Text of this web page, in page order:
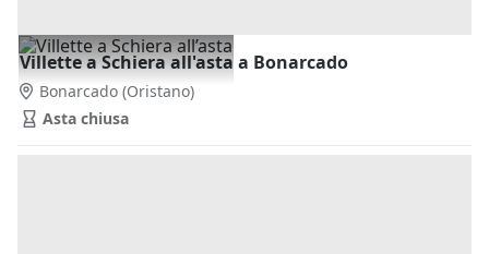
Villette a Schiera all'asta a Bonarcado
Bonarcado (Oristano)
Asta chiusa